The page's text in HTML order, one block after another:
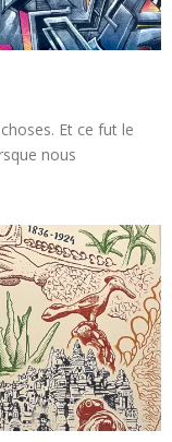
Et ce fut le
nous